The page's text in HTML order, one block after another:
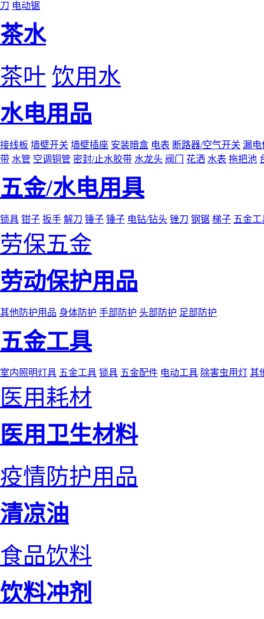
刀 电动锯
茶水
茶叶 饮用水
水电用品
接线板 墙壁开关 墙壁插座 安装暗盒 电表 断路器/空气开关 漏电
带 水管 空调铜管 密封/止水胶带 水龙头 阀门 花洒 水表 拖把池
五金/水电用具
锁具 钳子 扳手 解刀 锤子 锤子 电钻/钻头 锉刀 钢锯 梯子 五金
劳保五金
劳动保护用品
其他防护用品 身体防护 手部防护 头部防护 足部防护
五金工具
室内照明灯具 五金工具 锁具 五金配件 电动工具 除害虫用灯 其
医用耗材
医用卫生材料
疫情防护用品
清凉油
食品饮料
饮料冲剂